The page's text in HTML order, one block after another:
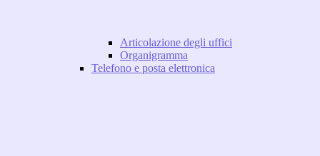
Articolazione degli uffici
Organigramma
Telefono e posta elettronica